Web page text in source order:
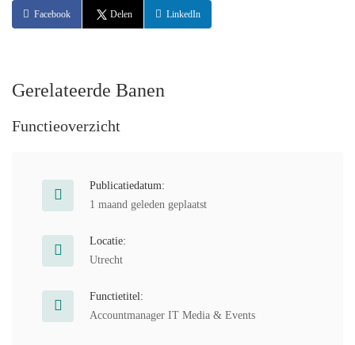
Facebook Delen LinkedIn
Gerelateerde Banen
Functieoverzicht
Publicatiedatum:
1 maand geleden geplaatst
Locatie:
Utrecht
Functietitel:
Accountmanager IT Media & Events